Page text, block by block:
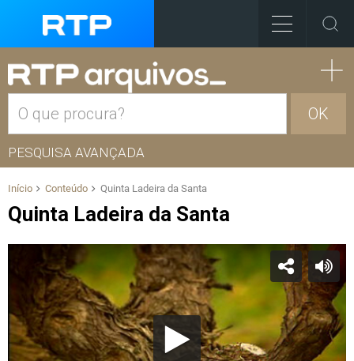
OK
PESQUISA AVANÇADA
Início Conteúdo Quinta Ladeira da Santa
Quinta Ladeira da Santa